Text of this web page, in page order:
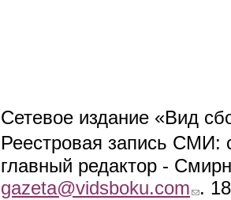
Сетевое издание «Вид
Реестровая запись СМИ:
главный редактор -
gazeta@vidsboku.com (link sends
.